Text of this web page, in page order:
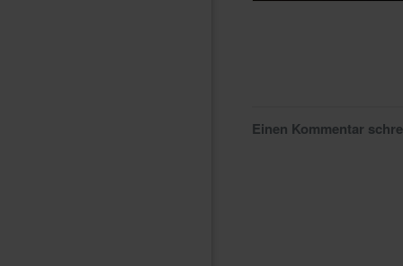
Einen Kommentar